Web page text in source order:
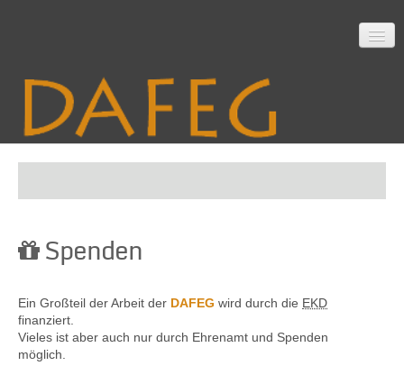
Mitarbeit
Material
Spenden
Ein Großteil der Arbeit der DAFEG wird durch die EKD
finanziert.
Vieles ist aber auch nur durch Ehrenamt und Spenden
möglich.